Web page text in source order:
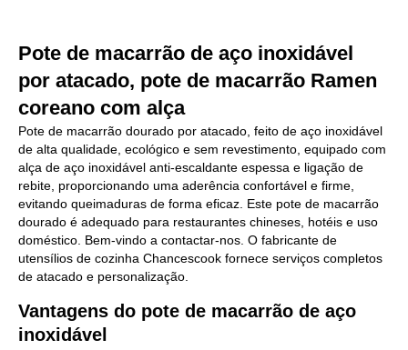
Pote de macarrão de aço inoxidável
por atacado, pote de macarrão Ramen
coreano com alça
Pote de macarrão dourado por atacado, feito de aço inoxidável
de alta qualidade, ecológico e sem revestimento, equipado com
alça de aço inoxidável anti-escaldante espessa e ligação de
rebite, proporcionando uma aderência confortável e firme,
evitando queimaduras de forma eficaz. Este pote de macarrão
dourado é adequado para restaurantes chineses, hotéis e uso
doméstico. Bem-vindo a contactar-nos. O fabricante de
utensílios de cozinha Chancescook fornece serviços completos
de atacado e personalização.
Vantagens do pote de macarrão de aço
inoxidável